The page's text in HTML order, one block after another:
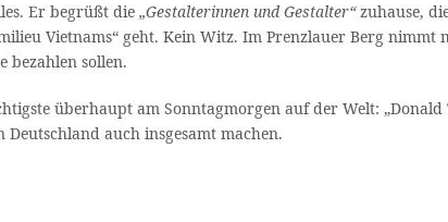
Er begrüßt die „Gestalterinnen und Gestalter“zuhause,
Vietnams“ geht. Kein Witz. Im Prenzlauer Berg
bezahlen sollen.
überhaupt am Sonntagmorgen auf der Welt:
auch insgesamt machen.